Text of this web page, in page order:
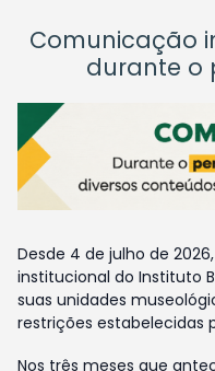
Comunicação
durante o
Desde 4 de julho de
institucional do Instituto
suas unidades
restrições estabelecidas
Nos três meses que